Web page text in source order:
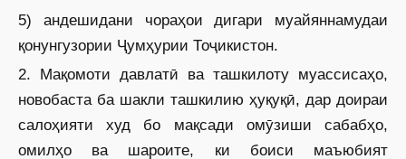
5) андешидани чораҳои дигари муайяннамудаи
қонунгузории Ҷумҳурии Тоҷикистон.
2. Мақомоти давлатӣ ва ташкилоту муассисаҳо,
новобаста ба шакли ташкилию ҳуқуқӣ, дар доираи
салоҳияти худ бо мақсади омӯзиши сабабҳо,
омилҳо ва шароите, ки боиси маъюбият